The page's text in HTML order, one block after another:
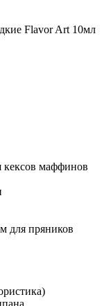
Flavor Art 10мл
кексов маффинов
для пряников